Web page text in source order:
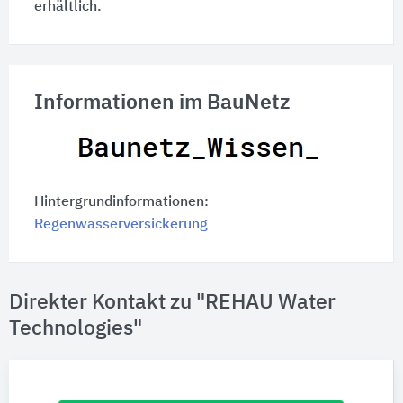
erhältlich.
Informationen im BauNetz
Hintergrundinformationen:
Regenwasserversickerung
Direkter Kontakt zu "REHAU Water
Technologies"